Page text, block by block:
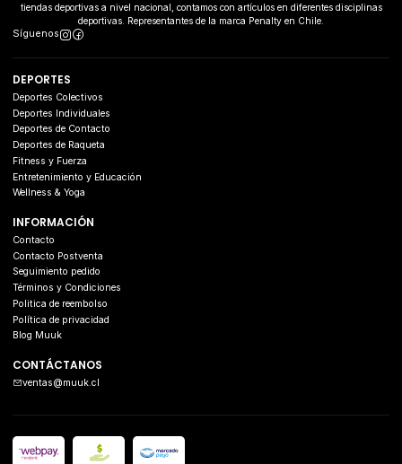
tiendas deportivas a nivel nacional, contamos con artículos en diferentes disciplinas
deportivas. Representantes de la marca Penalty en Chile.
Síguenos
DEPORTES
Deportes Colectivos
Deportes Individuales
Deportes de Contacto
Deportes de Raqueta
Fitness y Fuerza
Entretenimiento y Educación
Wellness & Yoga
INFORMACIÓN
Contacto
Contacto Postventa
Seguimiento pedido
Términos y Condiciones
Politica de reembolso
Política de privacidad
Blog Muuk
CONTÁCTANOS
ventas@muuk.cl